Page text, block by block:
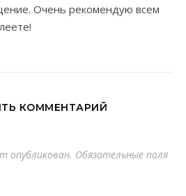
Очень рекомендую всем
КОММЕНТАРИЙ
опубликован. Обязательные поля